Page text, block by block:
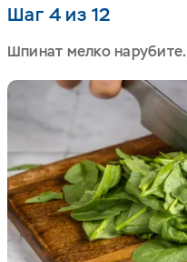
Шаг 4 из 12
Шпинат мелко нарубите.